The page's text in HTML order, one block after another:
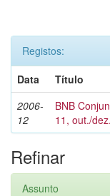
Registos:
Data
Título
2006-
12
BNB
11, out./
Refinar
Assunto